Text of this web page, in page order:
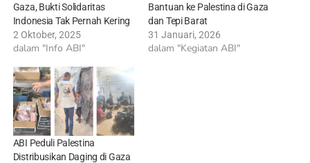
Gaza, Bukti Solidaritas
Indonesia Tak Pernah Kering
2 Oktober, 2025
dalam "Info ABI"
Bantuan ke Palestina di Gaza
dan Tepi Barat
31 Januari, 2026
dalam "Kegiatan ABI"
ABI Peduli Palestina
Distribusikan Daging di Gaza